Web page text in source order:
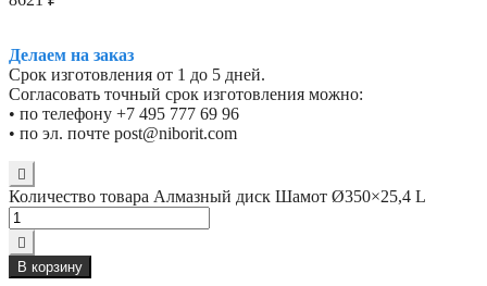
Делаем на заказ
Срок изготовления от 1 до 5 дней.
Согласовать точный срок изготовления можно:
• по телефону +7 495 777 69 96
• по эл. почте post@niborit.com
Количество товара Алмазный диск Шамот Ø350×25,4 L
В корзину